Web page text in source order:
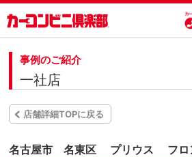
事例のご紹介
一社店
店舗詳細TOPに戻る
名古屋市 名東区 プリウス フロ